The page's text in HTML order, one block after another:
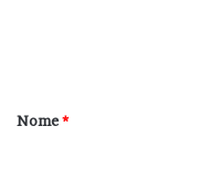
r
Nome*